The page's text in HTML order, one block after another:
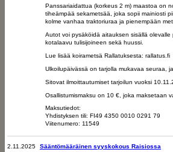
Panssariaidattua (korkeus 2 m) maastoa on
tiheämpää sekametsää, joka sopii mainiosti
kolme vanhaa traktoriuraa ja pienempään
Autot voi pysäköidä aitauksen sisällä
kotalaavu tulisijoineen sekä huussi.
Lue lisää koirametsä Rallatuksesta: rallatus.fi
Ulkoilupäivässä on tarjolla mukavaa seuraa,
Sitovat ilmoittautumiset tarjoilun vuoksi
Osallistumismaksu on 10 €, joka maksetaan
Maksutiedot:
Yhdistyksen tili: FI49 4350 0010 0291 79
Viitenumero: 11549
2.11.2025
Sääntömääräinen syyskokous Raisiossa